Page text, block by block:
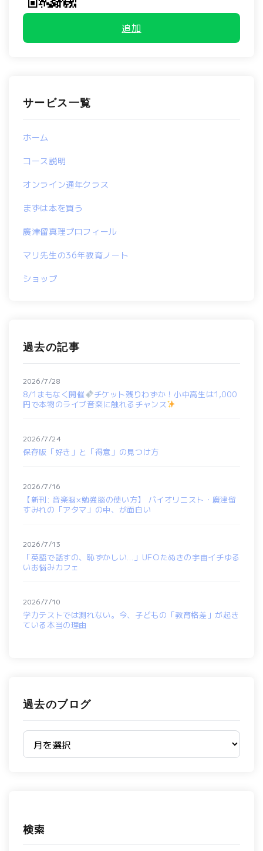
追加
サービス一覧
ホーム
コース説明
オンライン通年クラス
まずは本を買う
廣津留真理プロフィール
マリ先生の36年教育ノート
ショップ
過去の記事
8/1まもなく開催
チケット残りわずか！小中高生は1,000
円で本物のライブ音楽に触れるチャンス
2026/7/28
保存版「好き」と「得意」の見つけ方
2026/7/24
【新刊: 音楽脳×勉強脳の使い方】 バイオリニスト・廣津留
すみれの「アタマ」の中、が面白い
2026/7/16
「英語で話すの、恥ずかしい…」UFOたぬきの宇宙イチゆる
いお悩みカフェ
2026/7/13
学力テストでは測れない。今、子どもの「教育格差」が起き
ている本当の理由
2026/7/10
過去のブログ
過去のブログ
検索